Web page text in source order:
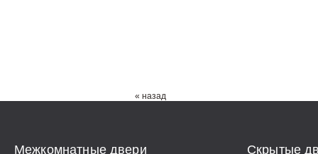
« назад
Межкомнатные двери
Скрытые